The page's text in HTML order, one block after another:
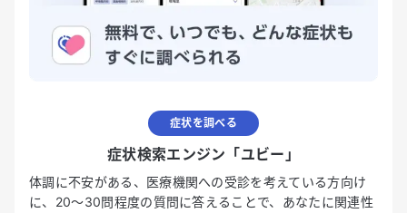
症状を調べる
症状検索エンジン「ユビー」
体調に不安がある、医療機関への受診を考えている方向け
に、20〜30問程度の質問に答えることで、あなたに関連性